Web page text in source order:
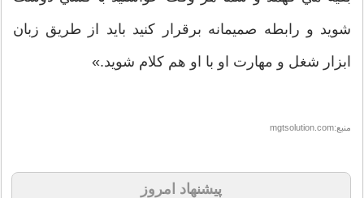
شويد و رابطه صميمانه برقرار كنيد بايد از طريق زبان
ابزار شغل و مهارت او با او هم كلام شويد.»
منبع:mgtsolution.com
پیشنهاد امروز